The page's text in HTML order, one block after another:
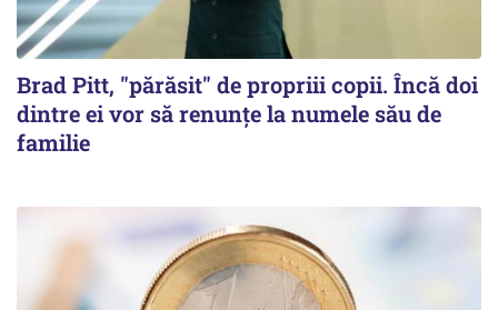
Brad Pitt, "părăsit" de propriii copii. Încă doi
dintre ei vor să renunțe la numele său de
familie